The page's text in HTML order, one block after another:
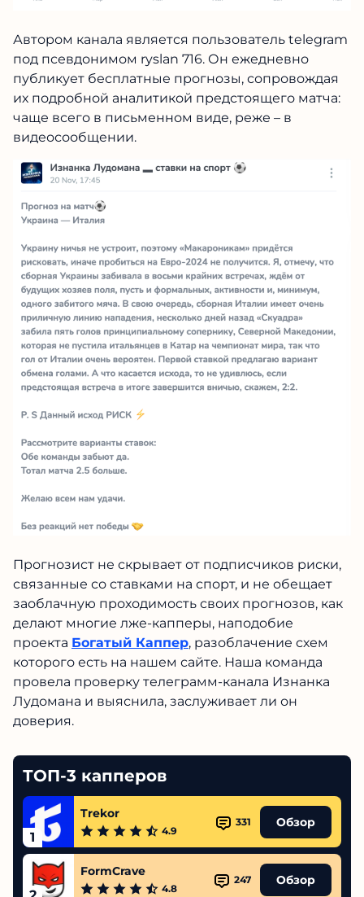
Автором канала является пользователь
telegram под псевдонимом ryslan 716. Он
ежедневно публикует бесплатные прогнозы,
сопровождая их подробной аналитикой
предстоящего матча: чаще всего в
Прогнозист не скрывает от подписчиков
риски, связанные со ставками на спорт, и не
обещает заоблачную проходимость своих
прогнозов, как делают многие лже-капперы,
наподобие проектаБогатый Каппер,
разоблачение схем которого есть на нашем
сайте. Наша команда провела проверку
телеграмм-канала Изнанка Лудомана и
выяснила, заслуживает ли он доверия.
ТОП-3 капперов
1
Trekor
4.9
331 Обзор
2
FormCrave
4.8
247 Обзор